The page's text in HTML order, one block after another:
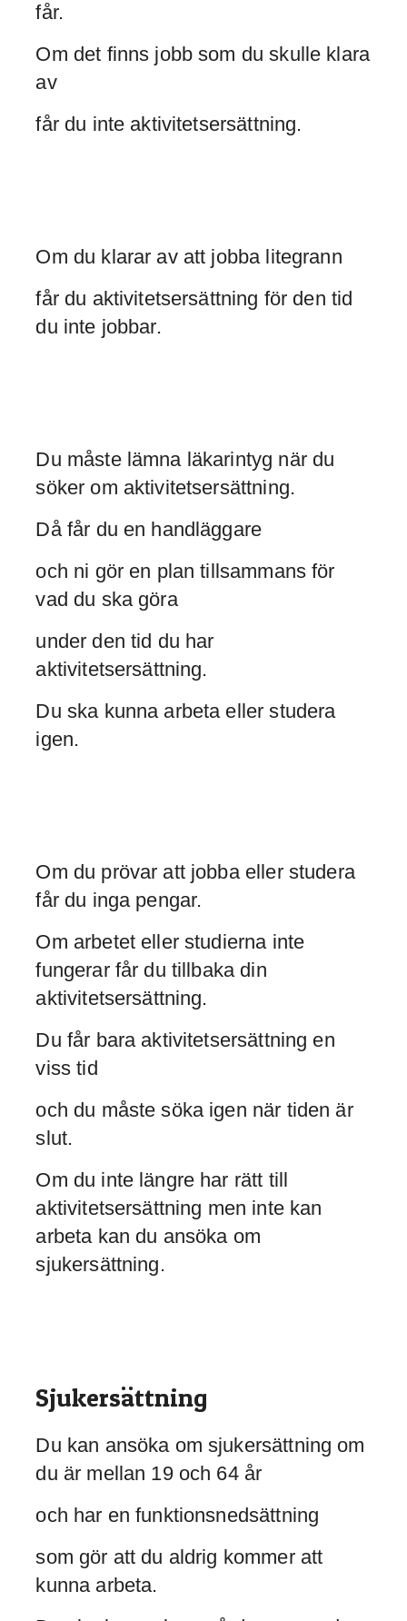
får.
Om det finns jobb som du skulle klara
av
får du inte aktivitetsersättning.
Om du klarar av att jobba litegrann
får du aktivitetsersättning för den tid
du inte jobbar.
Du måste lämna läkarintyg när du
söker om aktivitetsersättning.
Då får du en handläggare
och ni gör en plan tillsammans för
vad du ska göra
under den tid du har
aktivitetsersättning.
Du ska kunna arbeta eller studera
igen.
Om du prövar att jobba eller studera
får du inga pengar.
Om arbetet eller studierna inte
fungerar får du tillbaka din
aktivitetsersättning.
Du får bara aktivitetsersättning en
viss tid
och du måste söka igen när tiden är
slut.
Om du inte längre har rätt till
aktivitetsersättning men inte kan
arbeta kan du ansöka om
sjukersättning.
Sjukersättning
Du kan ansöka om sjukersättning om
du är mellan 19 och 64 år
och har en funktionsnedsättning
som gör att du aldrig kommer att
kunna arbeta.